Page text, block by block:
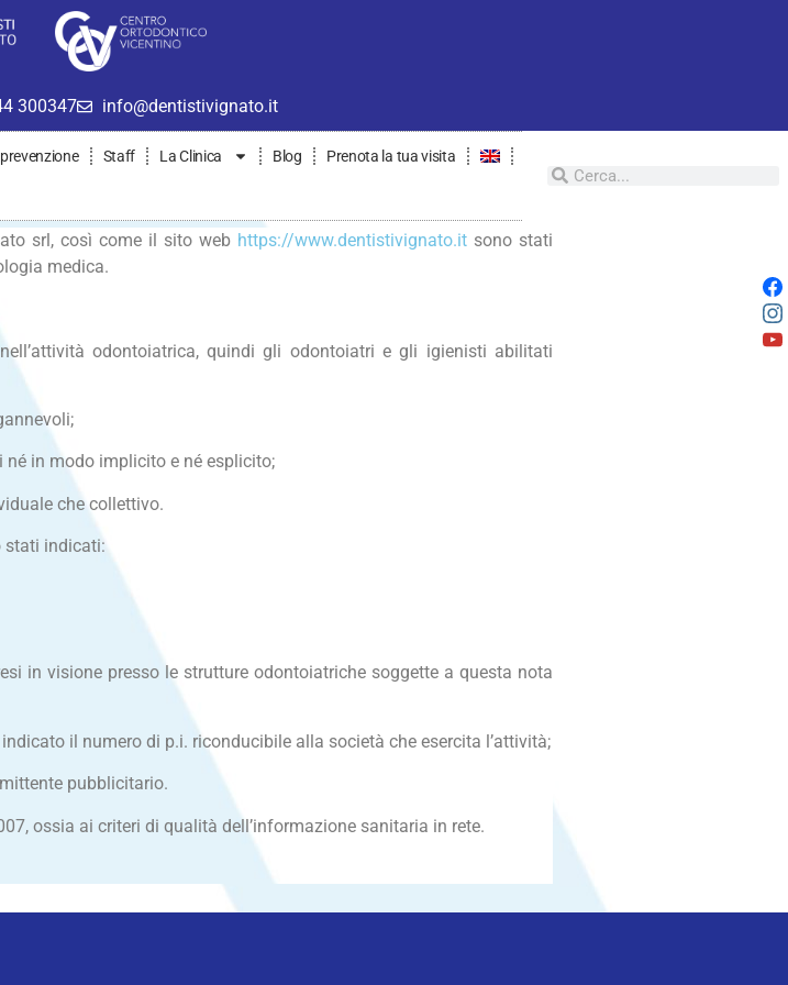
300347 info@dentistivignato.it
Staff La Clinica Blog Prenota la tua visita
srl, così come il sito web https://www.dentistivignato.it sono stati
medica.
odontoiatrica, quindi gli odontoiatri e gli igienisti abilitati
in modo implicito e né esplicito;
che collettivo.
stati indicati:
in visione presso le strutture odontoiatriche soggette a questa nota
il numero di p.i. riconducibile alla società che esercita l’attività;
pubblicitario.
ossia ai criteri di qualità dell’informazione sanitaria in rete.